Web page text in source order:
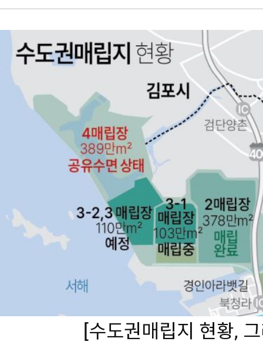
[수도권매립지 현황,